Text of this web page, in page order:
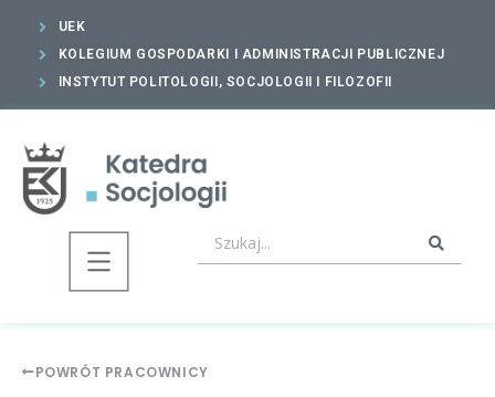
UEK
KOLEGIUM GOSPODARKI I ADMINISTRACJI PUBLICZNEJ
INSTYTUT POLITOLOGII, SOCJOLOGII I FILOZOFII
POWRÓT PRACOWNICY